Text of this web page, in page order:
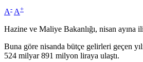
A- A+
Hazine ve Maliye Bakanlığı, nisan ayına
Buna göre nisanda bütçe gelirleri geçen
524 milyar 891 milyon liraya ulaştı.